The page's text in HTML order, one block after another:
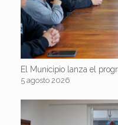
El Municipio lanza el
5 agosto 2026